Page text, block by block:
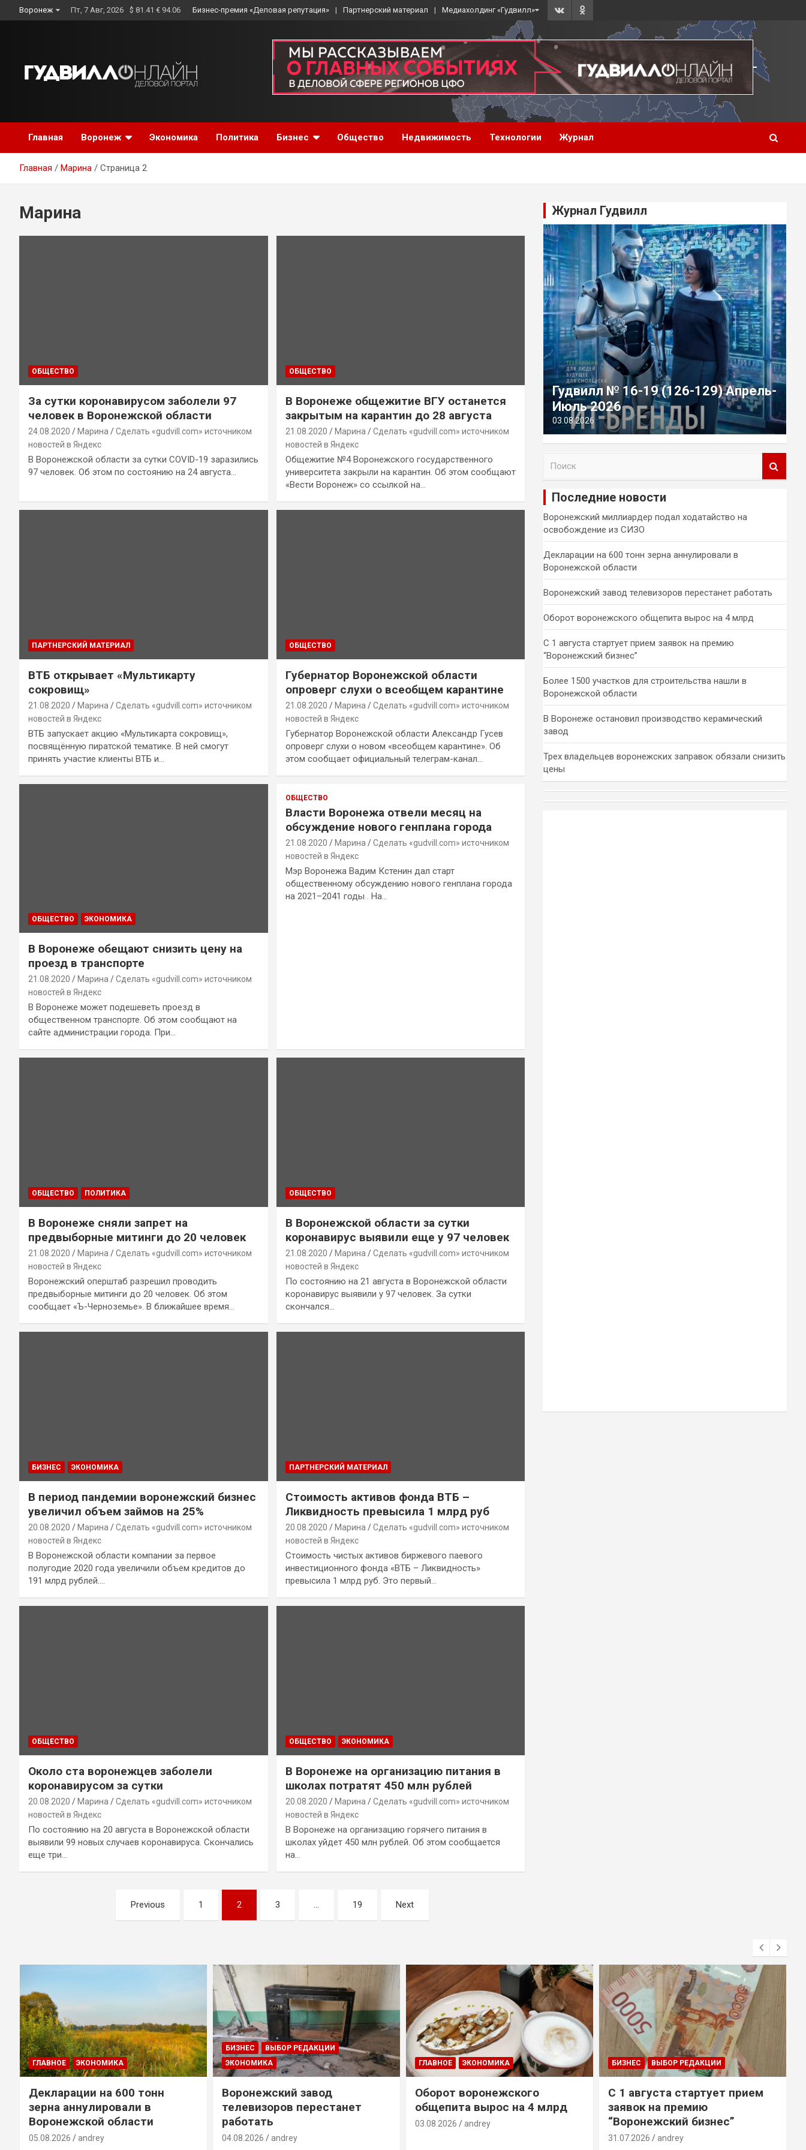
to
Воронеж Пт, 7 Авг, 2026 $ 81.41 € 94.06 Бизнес-премия «Деловая репутация» Партнерский материал Медиахолдинг «Гудвилл»
Главная Воронеж Экономика Политика Бизнес Общество Недвижимость Технологии Журнал
Главная Марина Страница 2
Марина
ОБЩЕСТВО
За сутки коронавирусом заболели 97
человек в Воронежской области
24.08.2020 Марина
Сделать «gudvill.com» источником
новостей в Яндекс
В Воронежской области за сутки COVID-19 заразились
97 человек. Об этом по состоянию на 24 августа…
ОБЩЕСТВО
В Воронеже общежитие ВГУ останется
закрытым на карантин до 28 августа
21.08.2020 Марина
Сделать «gudvill.com» источником
новостей в Яндекс
Общежитие №4 Воронежского государственного
университета закрыли на карантин. Об этом сообщают
«Вести Воронеж» со ссылкой на…
ПАРТНЕРСКИЙ МАТЕРИАЛ
ВТБ открывает «Мультикарту
сокровищ»
21.08.2020 Марина
Сделать «gudvill.com» источником
новостей в Яндекс
ВТБ запускает акцию «Мультикарта сокровищ»,
посвящённую пиратской тематике. В ней смогут
принять участие клиенты ВТБ и…
ОБЩЕСТВО
Губернатор Воронежской области
опроверг слухи о всеобщем карантине
21.08.2020 Марина
Сделать «gudvill.com» источником
новостей в Яндекс
Губернатор Воронежской области Александр Гусев
опроверг слухи о новом «всеобщем карантине». Об
этом сообщает официальный телеграм-канал…
ОБЩЕСТВО ЭКОНОМИКА
В Воронеже обещают снизить цену на
проезд в транспорте
21.08.2020 Марина
Сделать «gudvill.com» источником
новостей в Яндекс
В Воронеже может подешеветь проезд в
общественном транспорте. Об этом сообщают на
сайте администрации города. При…
ОБЩЕСТВО
Власти Воронежа отвели месяц на
обсуждение нового генплана города
21.08.2020 Марина
Сделать «gudvill.com» источником
новостей в Яндекс
Мэр Воронежа Вадим Кстенин дал старт
общественному обсуждению нового генплана города
на 2021–2041 годы . На…
ОБЩЕСТВО ПОЛИТИКА
В Воронеже сняли запрет на
предвыборные митинги до 20 человек
21.08.2020 Марина
Сделать «gudvill.com» источником
новостей в Яндекс
Воронежский оперштаб разрешил проводить
предвыборные митинги до 20 человек. Об этом
сообщает «Ъ-Черноземье». В ближайшее время…
ОБЩЕСТВО
В Воронежской области за сутки
коронавирус выявили еще у 97 человек
21.08.2020 Марина
Сделать «gudvill.com» источником
новостей в Яндекс
По состоянию на 21 августа в Воронежской области
коронавирус выявили у 97 человек. За сутки
скончался…
БИЗНЕС ЭКОНОМИКА
В период пандемии воронежский бизнес
увеличил объем займов на 25%
20.08.2020 Марина
Сделать «gudvill.com» источником
новостей в Яндекс
В Воронежской области компании за первое
полугодие 2020 года увеличили объем кредитов до
191 млрд рублей.…
ПАРТНЕРСКИЙ МАТЕРИАЛ
Стоимость активов фонда ВТБ –
Ликвидность превысила 1 млрд руб
20.08.2020 Марина
Сделать «gudvill.com» источником
новостей в Яндекс
Стоимость чистых активов биржевого паевого
инвестиционного фонда «ВТБ – Ликвидность»
превысила 1 млрд руб. Это первый…
ОБЩЕСТВО
Около ста воронежцев заболели
коронавирусом за сутки
20.08.2020 Марина
Сделать «gudvill.com» источником
новостей в Яндекс
По состоянию на 20 августа в Воронежской области
выявили 99 новых случаев коронавируса. Скончались
еще три…
ОБЩЕСТВО ЭКОНОМИКА
В Воронеже на организацию питания в
школах потратят 450 млн рублей
20.08.2020 Марина
Сделать «gudvill.com» источником
новостей в Яндекс
В Воронеже на организацию горячего питания в
школах уйдет 450 млн рублей. Об этом сообщается
на…
Previous 1 2 3 … 19 Next
Журнал Гудвилл
Гудвилл № 16-19 (126-129) Апрель-
Июль 2026
03.08.2026
и
Последние новости
Воронежский миллиардер подал ходатайство на
освобождение из СИЗО
Декларации на 600 тонн зерна аннулировали в
Воронежской области
Воронежский завод телевизоров перестанет работать
Оборот воронежского общепита вырос на 4 млрд
С 1 августа стартует прием заявок на премию
“Воронежский бизнес”
Более 1500 участков для строительства нашли в
Воронежской области
В Воронеже остановил производство керамический
завод
Трех владельцев воронежских заправок обязали снизить
цены
ГЛАВНОЕ ЭКОНОМИКА
Декларации на 600 тонн
зерна аннулировали в
Воронежской области
05.08.2026 andrey
БИЗНЕС
ВЫБОР РЕДАКЦИИ
ЭКОНОМИКА
Воронежский завод
телевизоров перестанет
работать
04.08.2026 andrey
ГЛАВНОЕ ЭКОНОМИКА
Оборот воронежского
общепита вырос на 4 млрд
03.08.2026 andrey
БИЗНЕС ВЫБОР РЕДАКЦИИ
С 1 августа стартует прием
заявок на премию
“Воронежский бизнес”
31.07.2026 andrey